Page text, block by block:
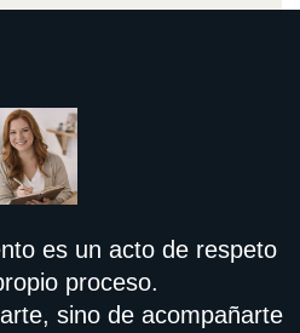
es un acto de respeto
proceso.
sino de acompañarte